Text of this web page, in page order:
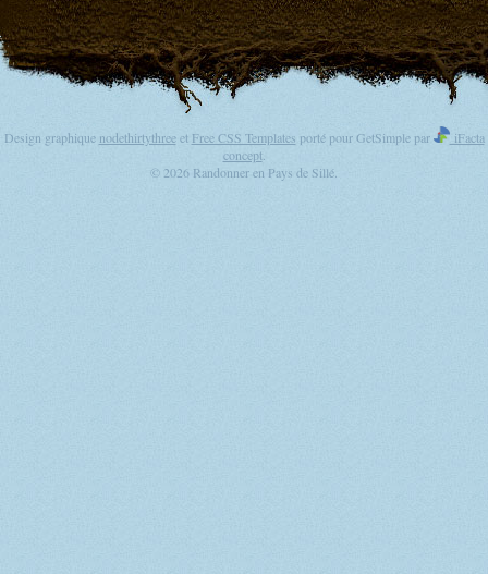
Design graphique nodethirtythreeet Free CSS Templates porté pour GetSimple par
iFacta
concept
© 2026 Randonner en Pays de Sillé.